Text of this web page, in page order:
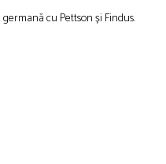
cu Pettson și Findus.